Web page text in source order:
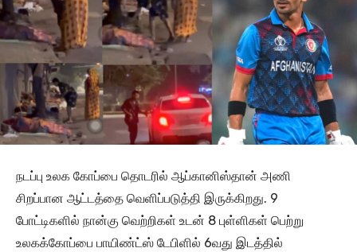
நடப்பு உலக கோப்பை தொடரில் ஆப்கானிஸ்தான் அணி
சிறப்பான ஆட்டத்தை வெளிப்படுத்தி இருக்கிறது. 9
போட்டிகளில் நான்கு வெற்றிகள் உடன் 8 புள்ளிகள் பெற்று
உலகக்கோப்பை பாயிண்ட்ஸ் டேபிளில் 6வது இடத்தில்